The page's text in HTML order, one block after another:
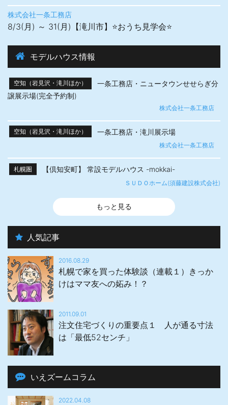
株式会社一条工務店
8/3(月) ～ 31(月)【滝川市】⭐おうち見学会⭐
モデルハウス情報
空知（岩見沢・滝川ほか）
一条工務店・ニュータウンせせらぎ分
譲展示場(完全予約制)
株式会社一条工務店
空知（岩見沢・滝川ほか） 一条工務店・滝川展示場
株式会社一条工務店
札幌圏 【倶知安町】 常設モデルハウス -mokkai-
ＳＵＤＯホーム(須藤建設株式会社)
もっと見る
人気記事
2016.08.29
札幌で家を買った体験談（連載１）きっか
けはママ友への妬み！？
2011.09.01
注文住宅づくりの重要点１ 人が通る寸法
は「最低52センチ」
いえズームコラム
2022.04.08